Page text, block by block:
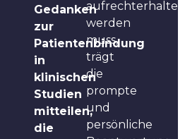
Gedanken
zur
Patientenbindung
in
klinischen
Studien
mitteilen,
die
aufrechterhalten
werden
muss,
trägt
die
prompte
und
persönliche